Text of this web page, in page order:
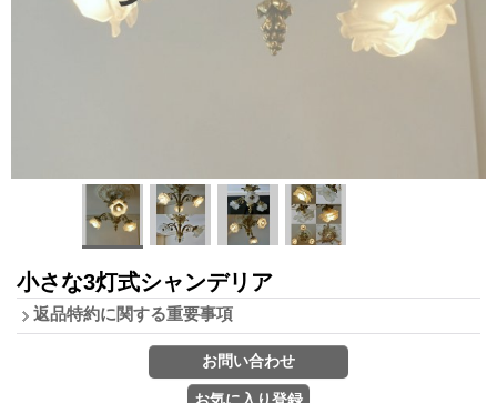
小さな3灯式シャンデリア
返品特約に関する重要事項